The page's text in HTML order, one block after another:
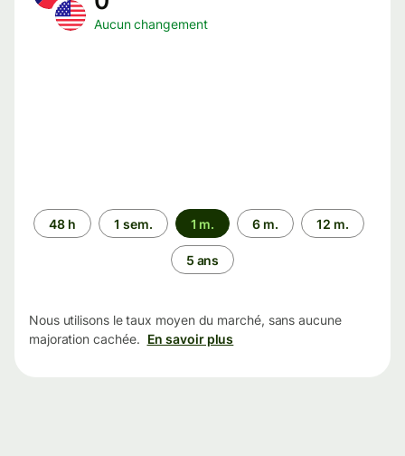
Aucun changement
Période
48 h 1 sem. 1 m. 6 m. 12 m.
5 ans
Nous utilisons le taux moyen du marché, sans aucune
majoration cachée. En savoir plus